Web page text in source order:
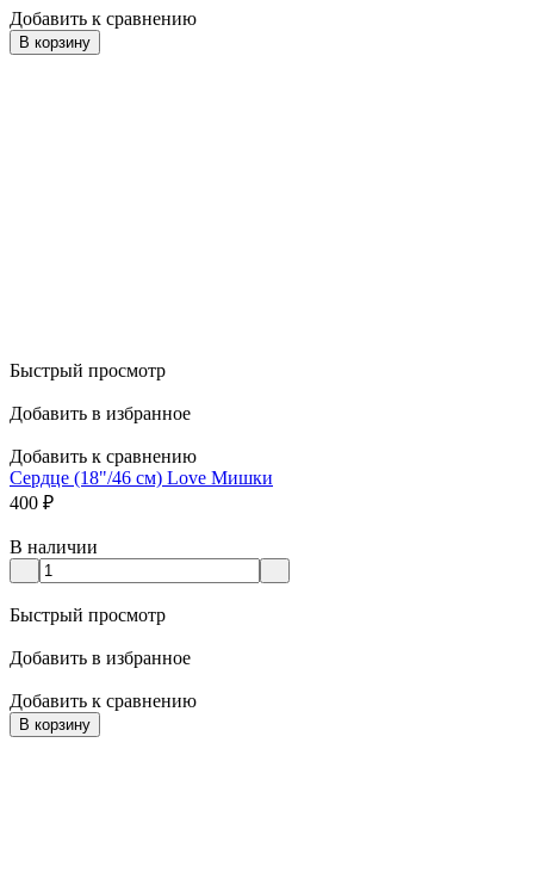
Добавить к сравнению
В корзину
Быстрый просмотр
Добавить в избранное
Добавить к сравнению
Сердце (18"/46 см) Love Мишки
400 ₽
В наличии
Быстрый просмотр
Добавить в избранное
Добавить к сравнению
В корзину